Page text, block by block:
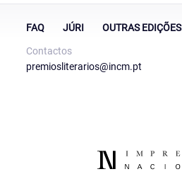
FAQ JÚRI OUTRAS EDIÇÕES
Contactos
premiosliterarios@incm.pt